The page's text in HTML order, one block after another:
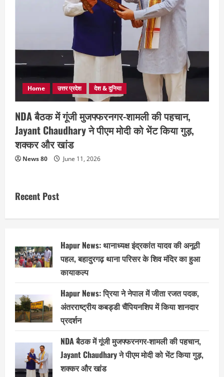
Home उत्तर प्रदेश देश & दुनिया
NDA बैठक में गूंजी मुजफ्फरनगर-शामली की पहचान,
Jayant Chaudhary ने पीएम मोदी को भेंट किया गुड़,
शक्कर और खांड
News 80 June 11, 2026
Recent Post
Hapur News: थानाध्यक्ष इंद्रकांत यादव की अनूठी
पहल, बहादुरगढ़ थाना परिसर के शिव मंदिर का हुआ
कायाकल्प
Hapur News: प्रिया ने नेपाल में जीता रजत पदक,
अंतरराष्ट्रीय कबड्डी चैंपियनशिप में किया शानदार
प्रदर्शन
NDA बैठक में गूंजी मुजफ्फरनगर-शामली की पहचान,
Jayant Chaudhary ने पीएम मोदी को भेंट किया गुड़,
शक्कर और खांड